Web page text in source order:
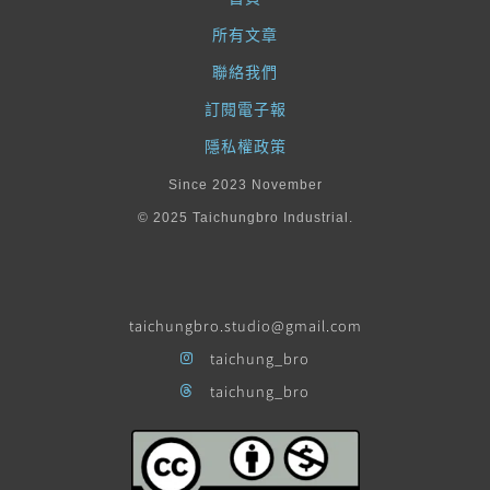
所有文章
聯絡我們
訂閱電子報
隱私權政策
Since 2023 November
© 2025 Taichungbro Industrial.
taichungbro.studio@gmail.com
taichung_bro
taichung_bro